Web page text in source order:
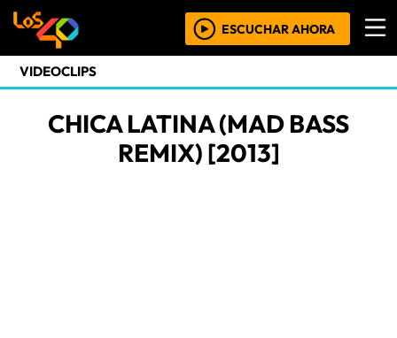
ESCUCHAR AHORA
VIDEOCLIPS
CHICA LATINA (MAD BASS
REMIX) [2013]